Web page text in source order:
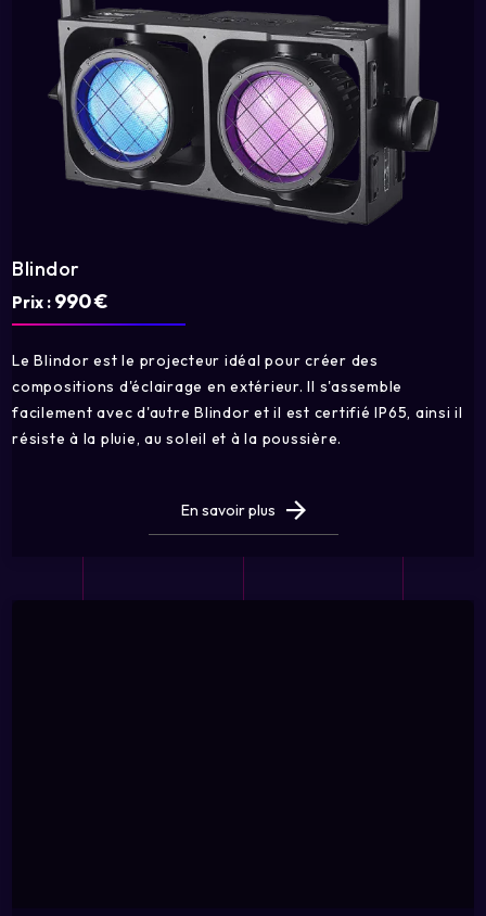
Blindor
Prix : 990 €
Le Blindor est le projecteur idéal pour créer des
compositions d'éclairage en extérieur. Il s'assemble
facilement avec d'autre Blindor et il est certifié IP65, ainsi il
résiste à la pluie, au soleil et à la poussière.
En savoir plus